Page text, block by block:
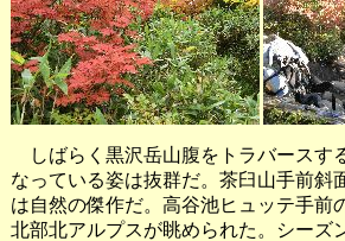
しばらく黒沢岳山腹をトラバースす
なっている姿は抜群だ。茶臼山手前斜
は自然の傑作だ。高谷池ヒュッテ手前
北部北アルプスが眺められた。シーズ